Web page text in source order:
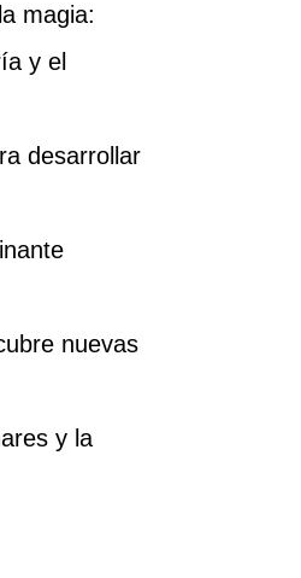
magia:
y el
desarrollar
nuevas
y la